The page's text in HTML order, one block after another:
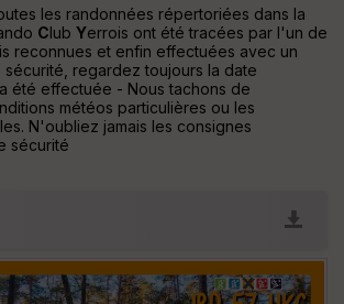
é
p
ar
C
le
ur
les randonnées répertoriées dans la
Club Yerrois ont été tracées par l'un de
reconnues et enfin effectuées avec un
regardez toujours la date
été effectuée - Nous tachons de
météos particulières ou les
N'oubliez jamais les consignes
sécurité